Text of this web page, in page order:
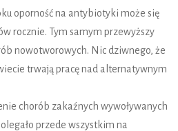
oporność na antybiotyki może się
rocznie. Tym samym przewyższy
nowotworowych. Nic dziwnego, że
trwają pracę nad alternatywnym
chorób zakaźnych wywoływanych
przede wszystkim na